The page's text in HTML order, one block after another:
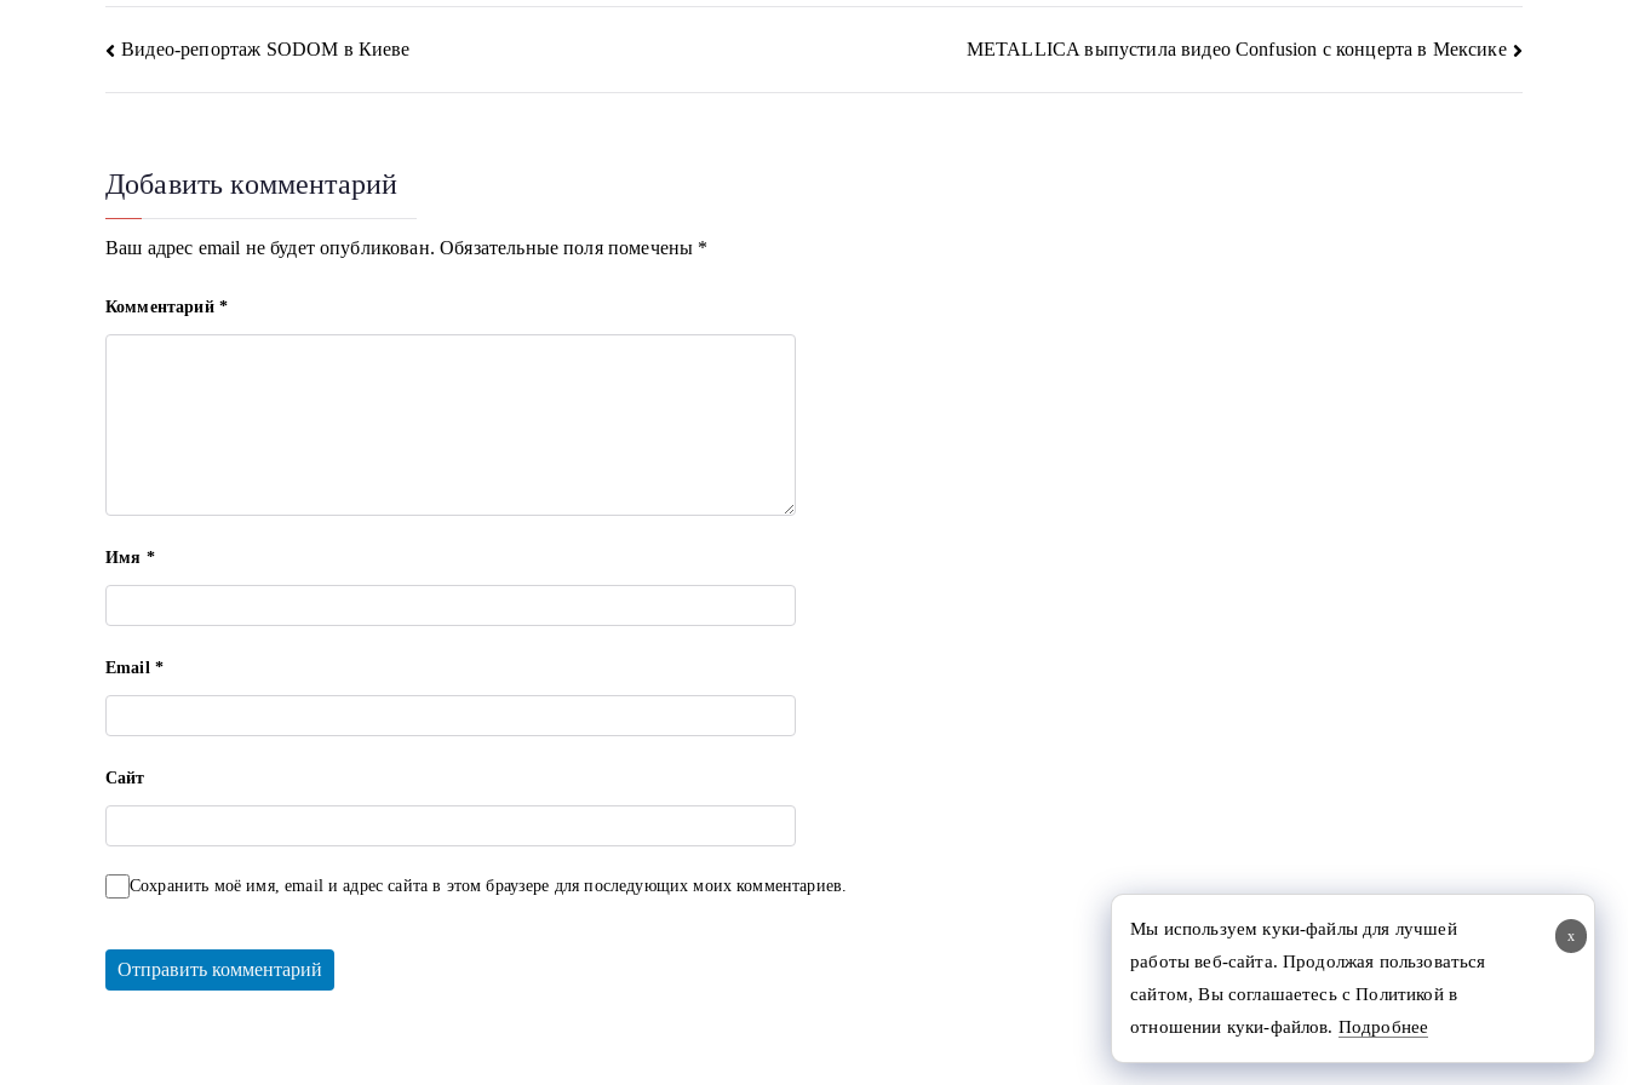
Навигация
по
Видео-репортаж SODOM в Киеве METALLICA выпустила видео Confusion с концерта в Мексике
Добавить комментарий
Ваш адрес email не будет опубликован. Обязательные поля помечены *
Комментарий *
Имя *
Email *
Сайт
Сохранить моё имя, email и адрес сайта в этом браузере для последующих моих комментариев.
x
Мы используем куки-файлы для лучшей
работы веб-сайта. Продолжая пользоваться
сайтом, Вы соглашаетесь с Политикой в
отношении куки-файлов. Подробнее